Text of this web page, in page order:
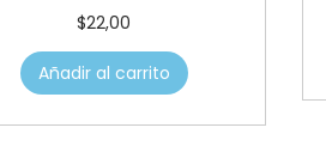
$22,00
Añadir al carrito